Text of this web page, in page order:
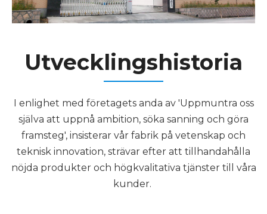
Utvecklingshistoria
I enlighet med företagets anda av 'Uppmuntra oss
själva att uppnå ambition, söka sanning och göra
framsteg', insisterar vår fabrik på vetenskap och
teknisk innovation, strävar efter att tillhandahålla
nöjda produkter och högkvalitativa tjänster till våra
kunder. ​